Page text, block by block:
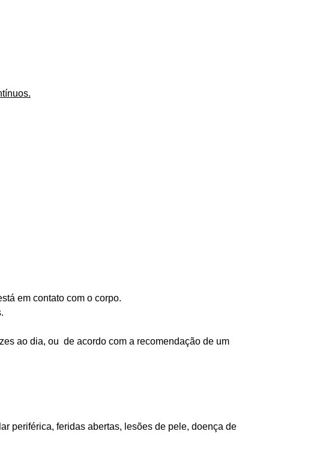
em contato com o corpo.
ao dia, ou de acordo com a recomendação de um
periférica, feridas abertas, lesões de pele, doença de